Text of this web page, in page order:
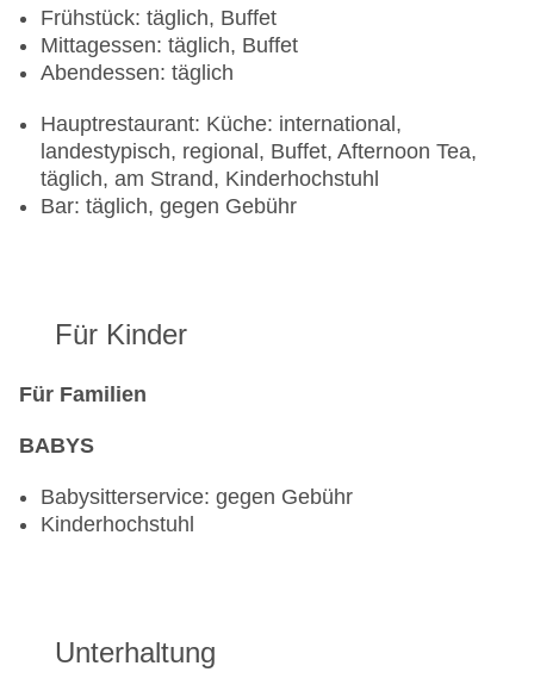
Frühstück: täglich, Buffet
Mittagessen: täglich, Buffet
Abendessen: täglich
Hauptrestaurant: Küche: international,
landestypisch, regional, Buffet, Afternoon Tea,
täglich, am Strand, Kinderhochstuhl
Bar: täglich, gegen Gebühr
Für Kinder
Für Familien
BABYS
Babysitterservice: gegen Gebühr
Kinderhochstuhl
Unterhaltung